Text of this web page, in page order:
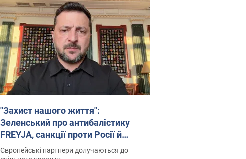
"Захист нашого життя":
Зеленський про антибалістику
FREYJA, санкції проти Росії й
підтримку аграріїв. Відео
Європейські партнери долучаються до